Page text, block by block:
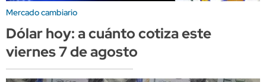
Mercado cambiario
Dólar hoy: a cuánto cotiza este
viernes 7 de agosto